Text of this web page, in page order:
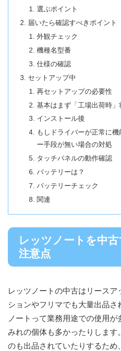
選ぶポイント
届いたら確認すべきポイント
外観チェック
機種名型番
仕様の確認
セットアップ中
再セットアップの必要性
基本はまず「工場出荷時」
インストール後
もしドライバーが正常に
ー手段が無い場合の対処
タッチパネルの動作確認
バッテリーは？
バッテリーチェック
関連
レッツノートを中
注意点
レッツノートの中古はリースア
ションやフリマでも大量出品
ノートって業務用途での使用が
みれの個体も多かったりします
のも出品されていたりするため